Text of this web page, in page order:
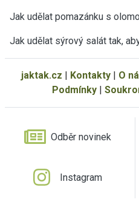
Jak udělat pomazánku s
Jak udělat sýrový salát tak,
jaktak.cz | Kontakty| O
Podmínky|
Odběr novinek
Instagram